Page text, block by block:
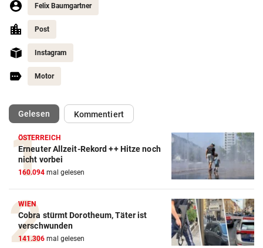
Felix Baumgartner
Post
Instagram
Motor
Gelesen(ausgewählt)Kommentiert
ÖSTERREICH
Erneuter Allzeit-Rekord ++ Hitze noch
nicht vorbei
160.094 mal gelesen
WIEN
Cobra stürmt Dorotheum, Täter ist
verschwunden
141.306 mal gelesen